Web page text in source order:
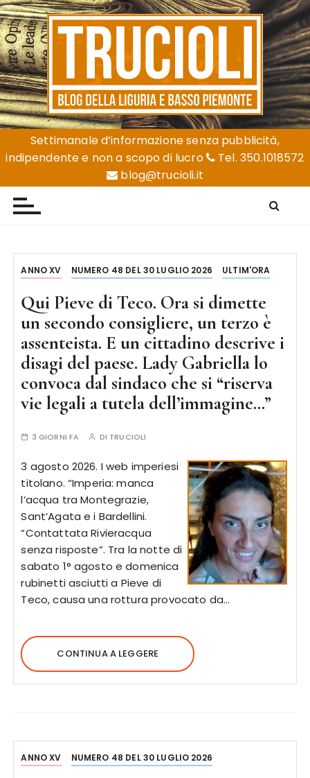
S
a
l
t
a
a
l
c
n
Trucioli
Liguria e Basso Piemonte
Settimanale d’informazione senza pubblicità,
indipendente e non a scopo di lucro
Tel. 350.1018572
blog@trucioli.it
ANNO XV NUMERO 48 DEL 30 LUGLIO 2026 ULTIM'ORA
Qui Pieve di Teco. Ora si dimette
un secondo consigliere, un terzo è
assenteista. E un cittadino descrive i
disagi del paese. Lady Gabriella lo
convoca dal sindaco che si “riserva
vie legali a tutela dell’immagine…”
3 GIORNI FA DI TRUCIOLI
3 agosto 2026. I web imperiesi
titolano. “Imperia: manca
l’acqua tra Montegrazie,
Sant’Agata e i Bardellini.
“Contattata Rivieracqua
senza risposte”. Tra la notte di
sabato 1° agosto e domenica
rubinetti asciutti a Pieve di
Teco, causa una rottura provocato da…
CONTINUA A LEGGERE
ANNO XV NUMERO 48 DEL 30 LUGLIO 2026